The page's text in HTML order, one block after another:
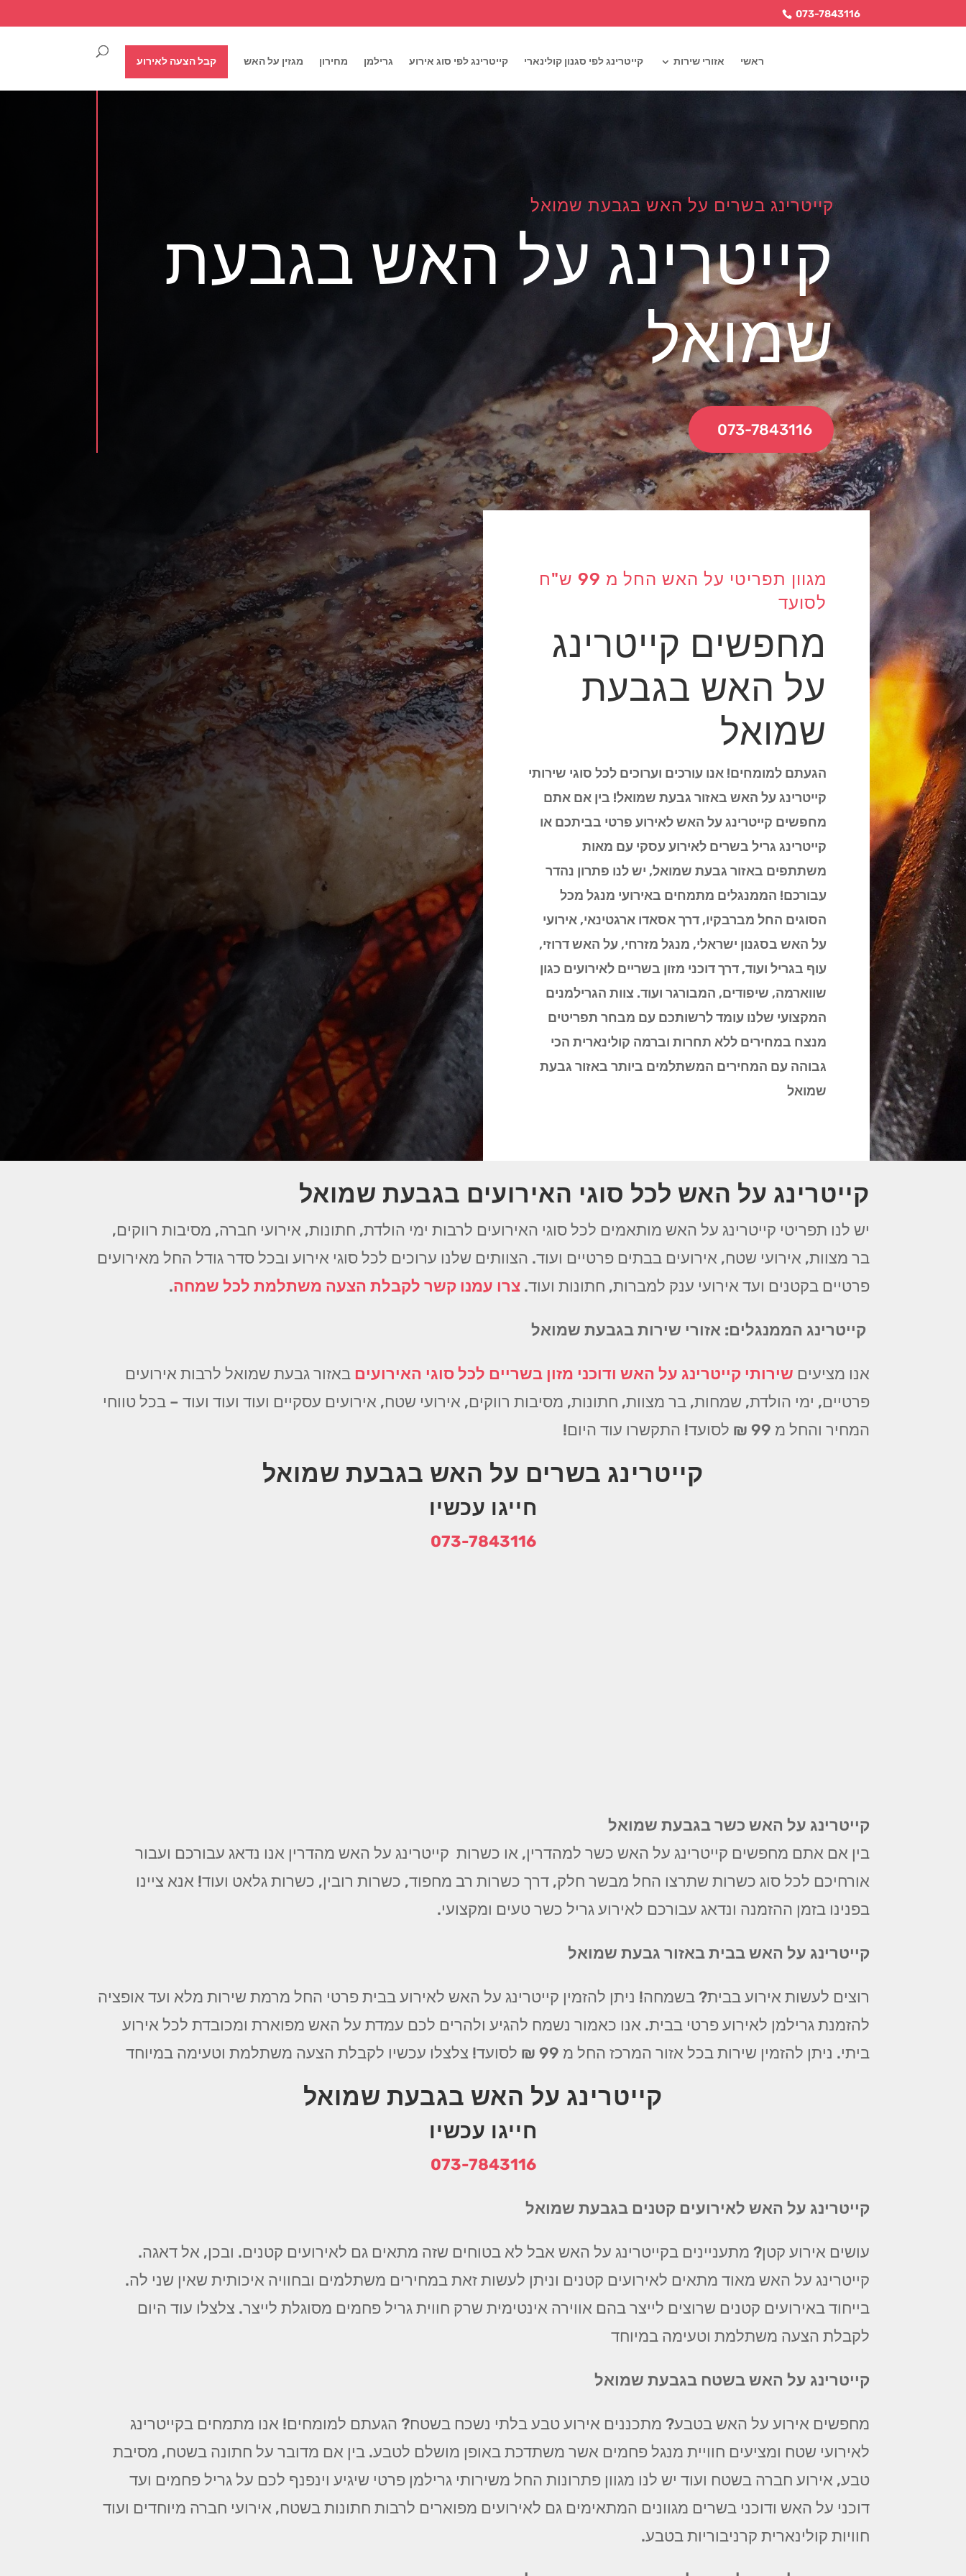
073-7843116
ראשי אזורי שירות קייטרינג לפי סגנון קולינארי קייטרינג לפי סוג אירוע גרילמן מחירון מגזין על האש קבל הצעה לאירוע
קייטרינג בשרים על האש בגבעת שמואל
קייטרינג על האש בגבעת
שמואל
073-7843116
מגוון תפריטי על האש החל מ 99 ש"ח
לסועד
מחפשים קייטרינג
על האש בגבעת
שמואל
הגעתם למומחים! אנו עורכים וערוכים לכל סוגי שירותי
קייטרינג על האש באזור גבעת שמואל! בין אם אתם
מחפשים קייטרינג על האש לאירוע פרטי בביתכם או
קייטרינג גריל בשרים לאירוע עסקי עם מאות
משתתפים באזור גבעת שמואל, יש לנו פתרון נהדר
עבורכם! הממנגלים מתמחים באירועי מנגל מכל
הסוגים החל מברבקיו, דרך אסאדו ארגטינאי, אירועי
על האש בסגנון ישראלי, מנגל מזרחי, על האש דרוזי,
עוף בגריל ועוד, דרך דוכני מזון בשריים לאירועים כגון
שווארמה, שיפודים, המבורגר ועוד. צוות הגרילמנים
המקצועי שלנו עומד לרשותכם עם מבחר תפריטים
מנצח במחירים ללא תחרות וברמה קולינארית הכי
גבוהה עם המחירים המשתלמים ביותר באזור גבעת
שמואל
קייטרינג על האש לכל סוגי האירועים בגבעת שמואל
יש לנו תפריטי קייטרינג על האש מותאמים לכל סוגי האירועים לרבות ימי הולדת, חתונות, אירועי חברה, מסיבות רווקים,
בר מצוות, אירועי שטח, אירועים בבתים פרטיים ועוד. הצוותים שלנו ערוכים לכל סוגי אירוע ובכל סדר גודל החל מאירועים
פרטיים בקטנים ועד אירועי ענק למברות, חתונות ועוד.צרו עמנו קשר לקבלת הצעה משתלמת לכל שמחה.
קייטרינג הממנגלים: אזורי שירות בגבעת שמואל
אנו מציעים שירותי קייטרינג על האש ודוכני מזון בשריים לכל סוגי האירועים באזור גבעת שמואל לרבות אירועים
פרטיים, ימי הולדת, שמחות, בר מצוות, חתונות, מסיבות רווקים, אירועי שטח, אירועים עסקיים ועוד ועוד ועוד – בכל טווחי
המחיר והחל מ 99 ₪ לסועד! התקשרו עוד היום!
קייטרינג בשרים על האש בגבעת שמואל
חייגו עכשיו
073-7843116
קייטרינג על האש כשר בגבעת שמואל
בין אם אתם מחפשים קייטרינג על האש כשר למהדרין, או כשרות קייטרינג על האש מהדרין אנו נדאג עבורכם ועבור
אורחיכם לכל סוג כשרות שתרצו החל מבשר חלק, דרך כשרות רב מחפוד, כשרות רובין, כשרות גלאט ועוד! אנא ציינו
בפנינו בזמן ההזמנה ונדאג עבורכם לאירוע גריל כשר טעים ומקצועי.
קייטרינג על האש בבית באזור גבעת שמואל
רוצים לעשות אירוע בבית? בשמחה! ניתן להזמין קייטרינג על האש לאירוע בבית פרטי החל מרמת שירות מלא ועד אופציה
להזמנת גרילמן לאירוע פרטי בבית. אנו כאמור נשמח להגיע ולהרים לכם עמדת על האש מפוארת ומכובדת לכל אירוע
ביתי. ניתן להזמין שירות בכל אזור המרכז החל מ 99 ₪ לסועד! צלצלו עכשיו לקבלת הצעה משתלמת וטעימה במיוחד
קייטרינג על האש בגבעת שמואל
חייגו עכשיו
073-7843116
קייטרינג על האש לאירועים קטנים בגבעת שמואל
עושים אירוע קטן? מתעניינים בקייטרינג על האש אבל לא בטוחים שזה מתאים גם לאירועים קטנים. ובכן, אל דאגה.
קייטרינג על האש מאוד מתאים לאירועים קטנים וניתן לעשות זאת במחירים משתלמים ובחוויה איכותית שאין שני לה.
בייחוד באירועים קטנים שרוצים לייצר בהם אווירה אינטימית שרק חווית גריל פחמים מסוגלת לייצר. צלצלו עוד היום
לקבלת הצעה משתלמת וטעימה במיוחד
קייטרינג על האש בשטח בגבעת שמואל
מחפשים אירוע על האש בטבע? מתכננים אירוע טבע בלתי נשכח בשטח? הגעתם למומחים! אנו מתמחים בקייטרינג
לאירועי שטח ומציעים חוויית מנגל פחמים אשר משתדכת באופן מושלם לטבע. בין אם מדובר על חתונה בשטח, מסיבת
טבע, אירוע חברה בשטח ועוד יש לנו מגוון פתרונות החל משירותי גרילמן פרטי שיגיע וינפנף לכם על גריל פחמים ועד
דוכני על האש ודוכני בשרים מגוונים המתאימים גם לאירועים מפוארים לרבות חתונות בשטח, אירועי חברה מיוחדים ועוד
חוויות קולינארית קרניבוריות בטבע.